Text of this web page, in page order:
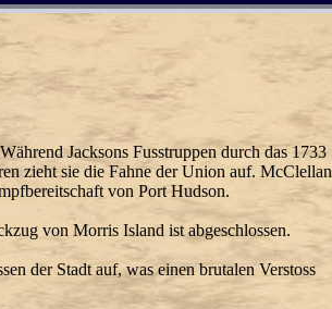
Jacksons Fusstruppen durch das 1733
zieht sie die Fahne der Union auf. McClellan
von Port Hudson.
von Morris Island ist abgeschlossen.
der Stadt auf, was einen brutalen Verstoss